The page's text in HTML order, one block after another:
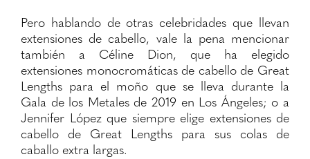
Pero hablando de otras celebridades que llevan
extensiones de cabello, vale la pena mencionar
también a Céline Dion, que ha elegido
extensiones monocromáticas de cabello de Great
Lengths para el moño que se lleva durante la
Gala de los Metales de 2019 en Los Ángeles; o a
Jennifer López que siempre elige extensiones de
cabello de Great Lengths para sus colas de
caballo extra largas.